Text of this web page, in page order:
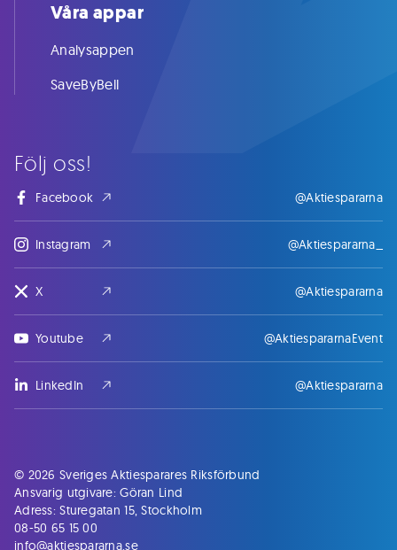
Följ oss!
Facebook @Aktiespararna
Instagram @Aktiespararna_
X @Aktiespararna
Youtube @AktiespararnaEvent
LinkedIn @Aktiespararna
Våra appar
Analysappen
SaveByBell
© 2026 Sveriges Aktiesparares Riksförbund
Ansvarig utgivare: Göran Lind
Adress: Sturegatan 15, Stockholm
08-50 65 15 00
info@aktiespararna.se